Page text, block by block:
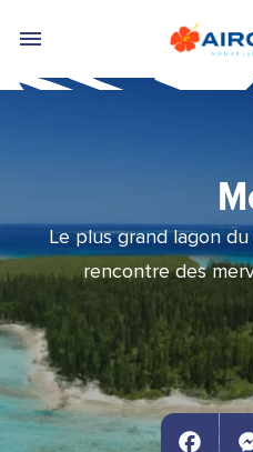
Le plus grand lagon
rencontre des